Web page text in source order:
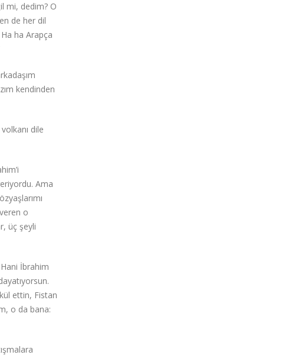
mi, dedim? O
de her dil
ha Arapça
kendinden
dile
Ama
o
üç şeyli
İbrahim
ettin, Fistan
o da bana: